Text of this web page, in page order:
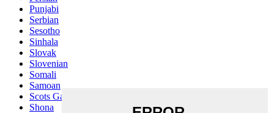
Punjabi
Serbian
Sesotho
Sinhala
Slovak
Slovenian
Somali
Samoan
Scots Gaelic
Shona